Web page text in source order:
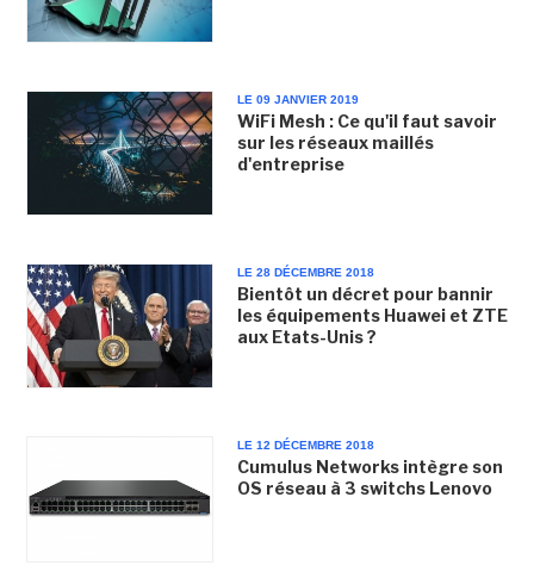
LE 09 JANVIER 2019
WiFi Mesh : Ce qu'il faut savoir
sur les réseaux maillés
d'entreprise
LE 28 DÉCEMBRE 2018
Bientôt un décret pour bannir
les équipements Huawei et ZTE
aux Etats-Unis ?
LE 12 DÉCEMBRE 2018
Cumulus Networks intègre son
OS réseau à 3 switchs Lenovo